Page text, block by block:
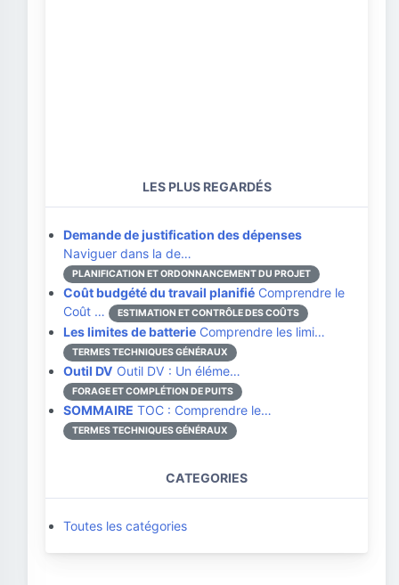
LES PLUS REGARDÉS
Demande de justification des dépenses
Naviguer dans la de…
PLANIFICATION ET ORDONNANCEMENT DU PROJET
Coût budgété du travail planifié Comprendre le
Coût …
ESTIMATION ET CONTRÔLE DES COÛTS
Les limites de batterie Comprendre les limi…
TERMES TECHNIQUES GÉNÉRAUX
Outil DV Outil DV : Un éléme…
FORAGE ET COMPLÉTION DE PUITS
SOMMAIRE TOC : Comprendre le…
TERMES TECHNIQUES GÉNÉRAUX
CATEGORIES
Toutes les catégories